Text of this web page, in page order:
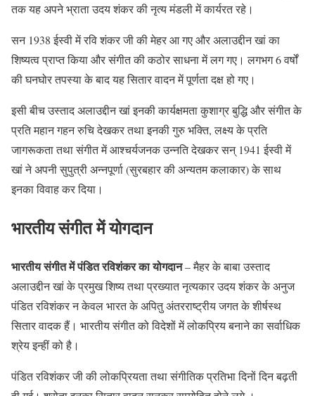
तक यह अपने भ्राता उदय शंकर की नृत्य मंडली में कार्यरत रहे।
सन 1938 ईस्वी में रवि शंकर जी की मेहर आ गए और अलाउद्दीन खां का
शिष्यत्व प्राप्त किया और संगीत की कठोर साधना में लग गए। लगभग 6 वर्षों
की घनघोर तपस्या के बाद यह सितार वादन में पूर्णता दक्ष हो गए।
इसी बीच उस्ताद अलाउद्दीन खां इनकी कार्यक्षमता कुशाग्र बुद्धि और संगीत के
प्रति महान गहन रुचि देखकर तथा इनकी गुरु भक्ति, लक्ष्य के प्रति
जागरूकता तथा संगीत में आश्चर्यजनक उन्नति देखकर सन् 1941 ईस्वी में
खां ने अपनी सुपुत्री अन्नपूर्णा (सुरबहार की अन्यतम कलाकार) के साथ
इनका विवाह कर दिया।
भारतीय संगीत में योगदान
भारतीय संगीत में पंडित रविशंकर का योगदान– मैहर के बाबा उस्ताद
अलाउद्दीन खां के प्रमुख शिष्य तथा प्रख्यात नृत्यकार उदय शंकर के अनुज
पंडित रविशंकर न केवल भारत के अपितु अंतरराष्ट्रीय जगत के शीर्षस्थ
सितार वादक हैं। भारतीय संगीत को विदेशों में लोकप्रिय बनाने का सर्वाधिक
श्रेय इन्हीं को है।
पंडित रविशंकर जी की लोकप्रियता तथा संगीतिक प्रतिभा दिनों दिन बढ़ती